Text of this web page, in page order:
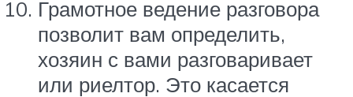
Грамотное ведение разговора
позволит вам определить,
хозяин с вами разговаривает
или риелтор. Это касается